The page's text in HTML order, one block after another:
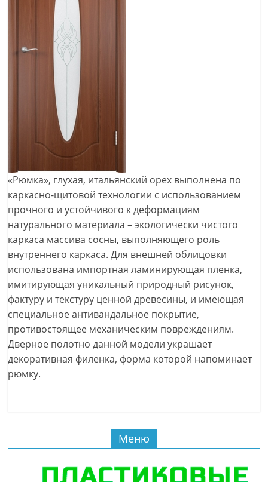
«Рюмка», глухая, итальянский орех выполнена по
каркасно-щитовой технологии с использованием
прочного и устойчивого к деформациям
натурального материала – экологически чистого
каркаса массива сосны, выполняющего роль
внутреннего каркаса. Для внешней облицовки
использована импортная ламинирующая пленка,
имитирующая уникальный природный рисунок,
фактуру и текстуру ценной древесины, и имеющая
специальное антивандальное покрытие,
противостоящее механическим повреждениям.
Дверное полотно данной модели украшает
декоративная филенка, форма которой напоминает
рюмку.
Меню